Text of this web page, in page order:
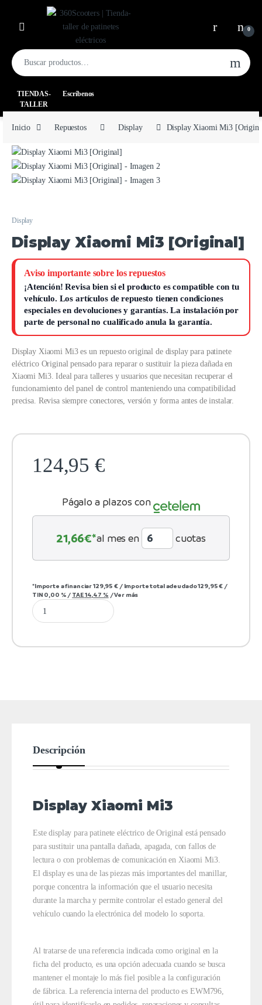
0
TIENDAS-
TALLER
Escríbenos
Inicio Repuestos Display Display Xiaomi Mi3
Display
Display Xiaomi Mi3 [Original]
Aviso importante sobre los repuestos
¡Atención!Revisa bien si el producto es compatible con tu
vehículo. Los artículos de repuesto tienen condiciones
especiales en devoluciones y garantías.La instalación por
parte de personal no cualificado anula la garantía.
Display Xiaomi Mi3 es un repuesto original de display para patinete
eléctrico Original pensado para reparar o sustituir la pieza dañada en
Xiaomi Mi3. Ideal para talleres y usuarios que necesitan recuperar el
funcionamiento del panel de control manteniendo una compatibilidad
precisa. Revisa siempre conectores, versión y forma antes de instalar.
124,95€
Págalo a plazos con
21,66€*al mes en cuotas
*Importe a financiar129,95 € / Importe total adeudado129,95 € /
TIN 0,00 % / TAE14,47 % /Ver más
Descripción
Display Xiaomi Mi3
Este display para patinete eléctrico de Original está pensado
para sustituir una pantalla dañada, apagada, con fallos de
lectura o con problemas de comunicación en Xiaomi Mi3.
El display es una de las piezas más importantes del manillar,
porque concentra la información que el usuario necesita
durante la marcha y permite controlar el estado general del
vehículo cuando la electrónica del modelo lo soporta.
Al tratarse de una referencia indicada como original en la
ficha del producto, es una opción adecuada cuando se busca
mantener el montaje lo más fiel posible a la configuración
de fábrica. La referencia interna del producto es EWM796,